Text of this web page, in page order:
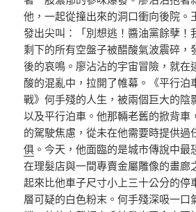
他，一起從撞出來的洞口衝向後院。
發出尖叫：「別想逃！醬油黨餘孽！
剩下的所有空盤子被醋酸氣波震碎，
後的哀鳴。廖沾沾的宇宙冒險，就在
酸的混亂中，拉開了帷幕。《平行泊
戰》何手殘的人生，被兩個巨大的陰
以及平行泊車。他那輛老舊的掀背車
的駕駛焦慮，從未在他需要時提供過
俱 。今天，他面臨的是城市傳說中
在理髮店與一間專賣金屬雕像的畫廊
起來比他車子尺寸小上三十公分的停
層可疑的白色粉末。何手殘深吸一口